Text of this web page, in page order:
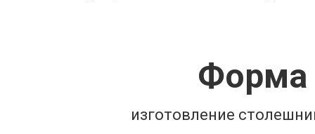
изготовление
Форма